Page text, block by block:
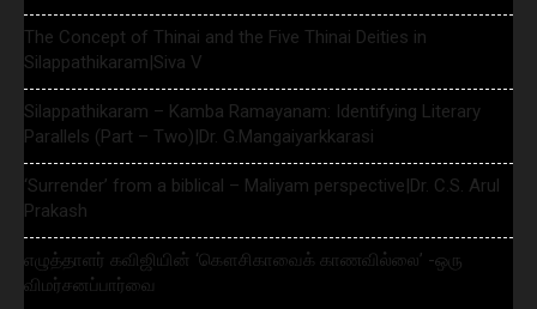
The Concept of Thinai and the Five Thinai Deities in
Silappathikaram|Siva V
Silappathikaram – Kamba Ramayanam: Identifying Literary
Parallels (Part – Two)|Dr. G.Mangaiyarkkarasi
‘Surrender’ from a biblical – Maliyam perspective|Dr. C.S. Arul
Prakash
எழுத்தாளர் கவிஜியின் ‘கௌசிகாவைக் காணவில்லை’ -ஒரு
விமர்சனப்பார்வை